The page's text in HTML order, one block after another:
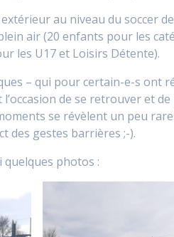
au niveau du soccer
air (20 enfants pour les
les U17 et Loisirs Détente).
– qui pour certain-e-s ont
de se retrouver et
se révèlent un peu
des gestes barrières ;-).
photos :